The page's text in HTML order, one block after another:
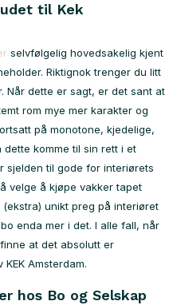
til Kek
selvfølgelig hovedsakelig kjent
Riktignok trenger du litt
Når dette er sagt, er det sant at
rom mye mer karakter og
på monotone, kjedelige,
komme til sin rett i et
sjelden til gode for interiørets
velge å kjøpe vakker tapet
unikt preg på interiøret
enda mer i det. I alle fall, når
at det absolutt er
Amsterdam.
hos Bo og Selskap